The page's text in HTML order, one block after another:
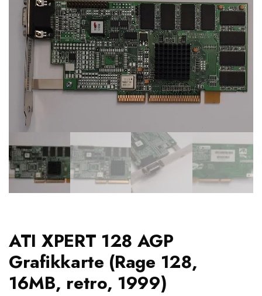
ATI XPERT 128 AGP
Grafikkarte (Rage 128,
16MB, retro, 1999)